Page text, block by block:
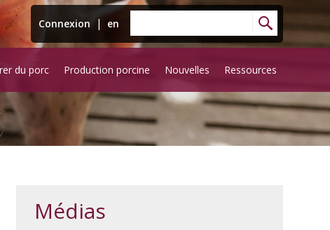
Connexion | en
du porc Production porcine Nouvelles Ressources
Médias